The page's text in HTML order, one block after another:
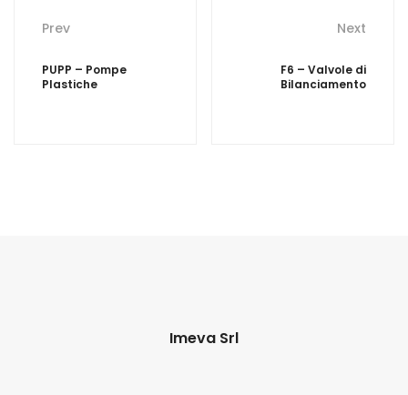
navigation
Prev
PUPP – Pompe
Plastiche
Next
F6 – Valvole di
Bilanciamento
Imeva Srl